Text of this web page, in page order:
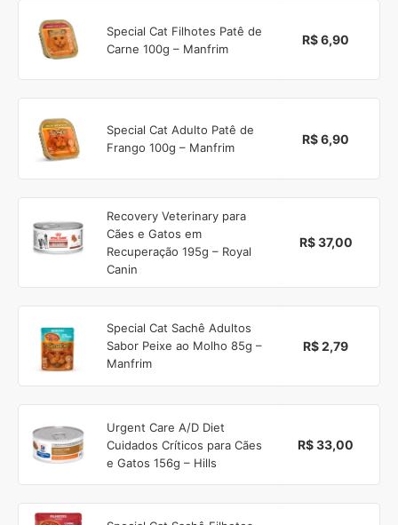
Special Cat Filhotes Patê de
Carne 100g – Manfrim
R$ 6,90
Special Cat Adulto Patê de
Frango 100g – Manfrim
R$ 6,90
Recovery Veterinary para
Cães e Gatos em
Recuperação 195g – Royal
Canin
R$ 37,00
Special Cat Sachê Adultos
Sabor Peixe ao Molho 85g –
Manfrim
R$ 2,79
Urgent Care A/D Diet
Cuidados Críticos para Cães
e Gatos 156g – Hills
R$ 33,00